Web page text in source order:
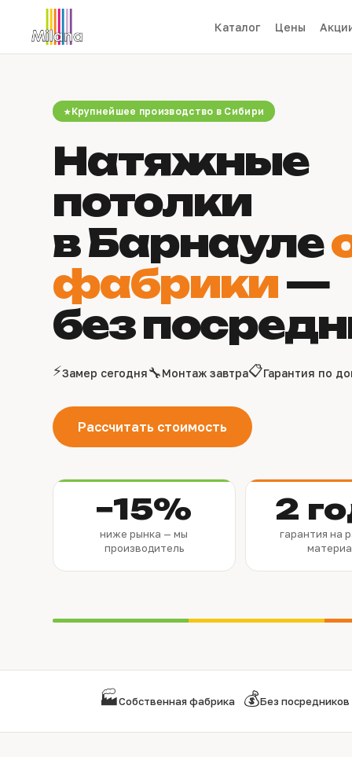
Каталог Цены
Крупнейшее производство в Сибири
Натяжные
потолки
в Барнауле
фабрики—
без
⚡Замер сегодня🔧Монтаж завтра📋Гарантия по
Рассчитать стоимость
−15%
ниже рынка — мы
производитель
2
гарантия на
🏭Собственная фабрика 💰Без посредников